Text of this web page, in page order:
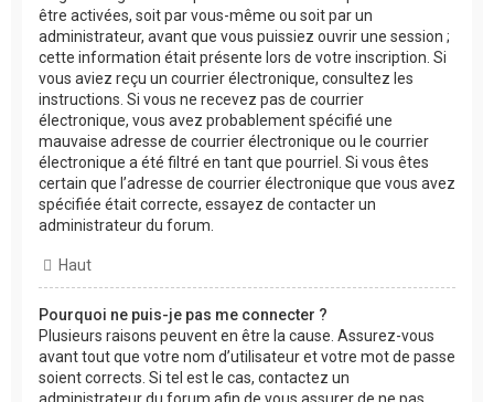
être activées, soit par vous-même ou soit par un
administrateur, avant que vous puissiez ouvrir une session ;
cette information était présente lors de votre inscription. Si
vous aviez reçu un courrier électronique, consultez les
instructions. Si vous ne recevez pas de courrier
électronique, vous avez probablement spécifié une
mauvaise adresse de courrier électronique ou le courrier
électronique a été filtré en tant que pourriel. Si vous êtes
certain que l’adresse de courrier électronique que vous avez
spécifiée était correcte, essayez de contacter un
administrateur du forum.
Haut
Pourquoi ne puis-je pas me connecter ?
Plusieurs raisons peuvent en être la cause. Assurez-vous
avant tout que votre nom d’utilisateur et votre mot de passe
soient corrects. Si tel est le cas, contactez un